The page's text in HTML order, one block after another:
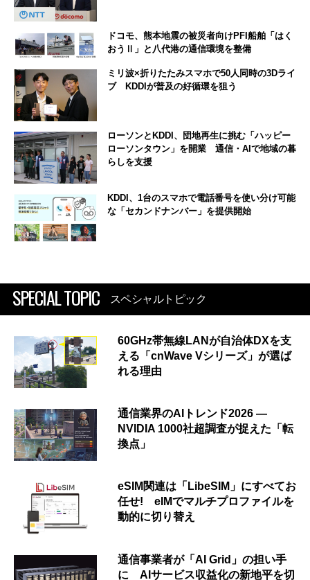
ドコモ、熊本地震の被災者向けPFI船舶「はく
おうⅡ」と八代港の通信環境を整備
ミリ波×折りたたみスマホで50人同時の3Dライ
ブ KDDIが普及の好循環を狙う
ローソンとKDDI、団地再生に挑む「ハッピー
ローソンタウン」を開業 通信・AIで地域の暮
らしを支援
KDDI、1台のスマホで電話番号を使い分け可能
な「セカンドナンバー」を提供開始
SPECIAL TOPIC スペシャルトピック
60GHz帯無線LANが自治体DXを支
える「cnWave Vシリーズ」が選ば
れる理由
通信業界のAIトレンド2026 ―
NVIDIA 1000社超調査が捉えた「転
換点」
eSIM関連は「LibeSIM」にすべてお
任せ! eIMでマルチプロファイルを
動的に切り替え
通信事業者が「AI Grid」の担い手
に AIサービス収益化の新地平を切